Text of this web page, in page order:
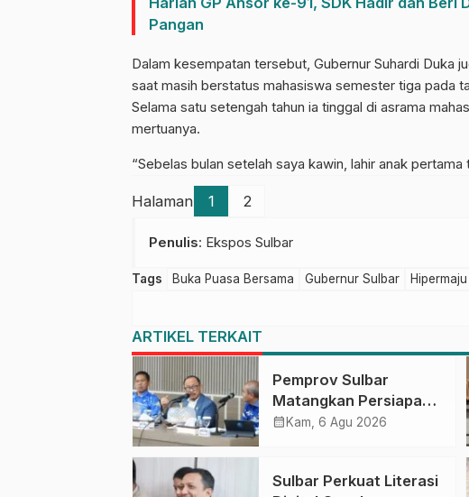
Pangan
Dalam kesempatan tersebut, Gubernur Suhardi Duka
saat masih berstatus mahasiswa semester tiga pada
Selama satu setengah tahun ia tinggal di asrama
mertuanya.
“Sebelas bulan setelah saya kawin, lahir anak pertama
Halaman 1 2
Penulis: Ekspos Sulbar
Tags Buka Puasa Bersama Gubernur Sulbar Hipermaju
ARTIKEL TERKAIT
Pemprov Sulbar
Matangkan Persiapan
HUT Ke-81 RI, Puncak
calendar_month Kam, 6 Agu 2026
Sulbar Perkuat Literasi